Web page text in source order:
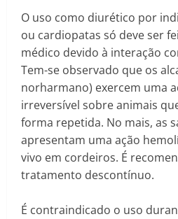
O uso como diurético por
ou cardiopatas só deve ser
médico devido à interação
Tem-se observado que os
norharmano) exercem uma
irreversível sobre animais
forma repetida. No mais, as
apresentam uma ação
vivo em cordeiros. É
tratamento descontínuo.
É contraindicado o uso